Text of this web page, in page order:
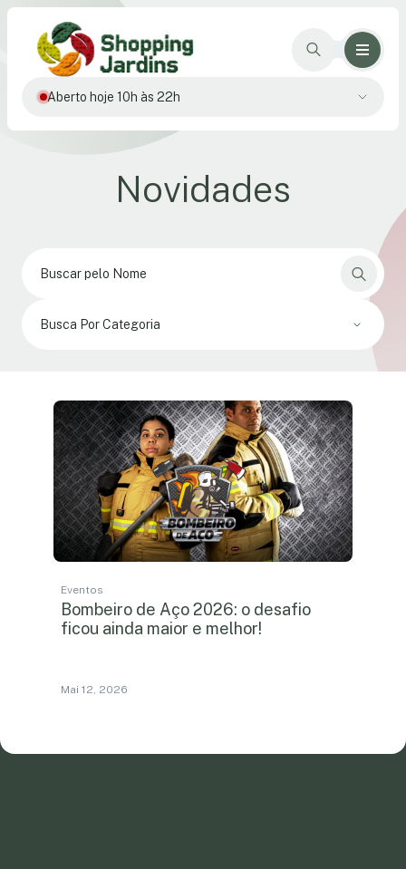
Aberto hoje 10h às 22h
Novidades
Busca Por Categoria
Eventos
Bombeiro de Aço 2026: o desafio
ficou ainda maior e melhor!
Mai 12, 2026